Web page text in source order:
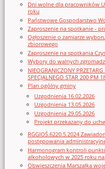
Dni wolne dla pracowników
roku
Państwowe Gospodarstwo
Zaproszenie na spotkanie -
Ogłoszenie o zamiarze
zbiorowego
Zaproszenie na spotkania
Wybory do walnych
NIEOGRANICZONY
SPECJALNEGO STAR 200 PM
Plan ogólny gminy
Uzgodnienia 16.02.2026
Uzgodnienia 13.05.2026
Uzgodnienia 29.05.2026
Projekt przekazany do
RGGIOŚ.6220.5.2024
postępowania
Harmonogram kontroli
alkoholowych w 2025 roku
Obwieszczenia Marszałka